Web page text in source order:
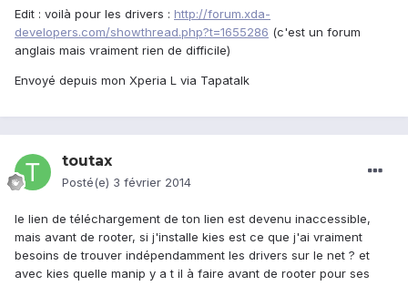
Edit : voilà pour les drivers : http://forum.xda-
developers.com/showthread.php?t=1655286 (c'est un forum
anglais mais vraiment rien de difficile)
Envoyé depuis mon Xperia L via Tapatalk
toutax
Posté(e) 3 février 2014
le lien de téléchargement de ton lien est devenu inaccessible,
mais avant de rooter, si j'installe kies est ce que j'ai vraiment
besoins de trouver indépendamment les drivers sur le net ? et
avec kies quelle manip y a t il à faire avant de rooter pour ses